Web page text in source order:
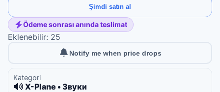
Şimdi satın al
Ödeme sonrası anında teslimat
Eklenebilir: 25
Notify me when price drops
Kategori
X-Plane • Звуки